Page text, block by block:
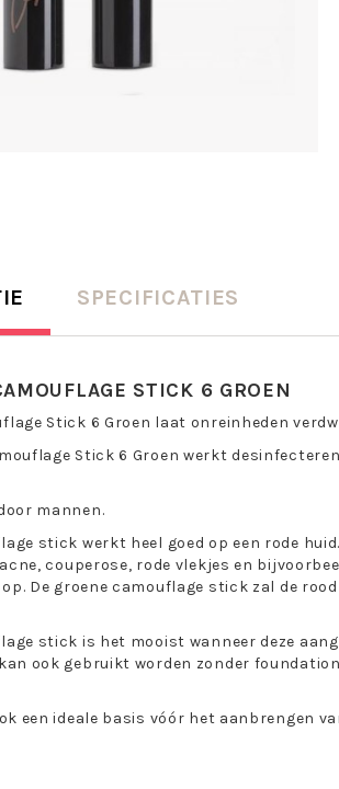
SPECIFICATIES
STICK 6 GROEN
Stick 6 Groen laat onreinheden
Stick 6 Groen werkt
mannen.
stick werkt heel goed op een rode
couperose, rode vlekjes en
De groene camouflage stick zal de
stick is het mooist wanneer deze
ook gebruikt worden zonder
een ideale basis vóór het aanbrengen